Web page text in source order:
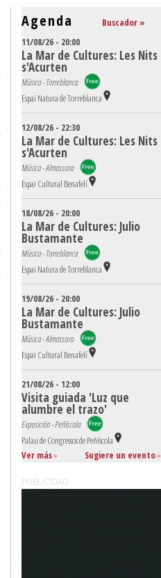
Agenda
Buscador »
11/08/26 - 20:00
La Mar de Cultures: Les Nits
s'Acurten
Música - Torreblanca
Espai Natura de Torreblanca
12/08/26 - 22:30
La Mar de Cultures: Les Nits
s'Acurten
Música - Almassora
Espai Cultural Benafelí
18/08/26 - 20:00
La Mar de Cultures: Julio
Bustamante
Música - Torreblanca
Espai Natura de Torreblanca
19/08/26 - 20:00
La Mar de Cultures: Julio
Bustamante
Música - Almassora
Espai Cultural Benafelí
21/08/26 - 12:00
Visita guiada 'Luz que
alumbre el trazo'
Exposición - Peñíscola
Palau de Congressos de Peñíscola
Ver más» Sugiere un evento»
PUBLICIDAD